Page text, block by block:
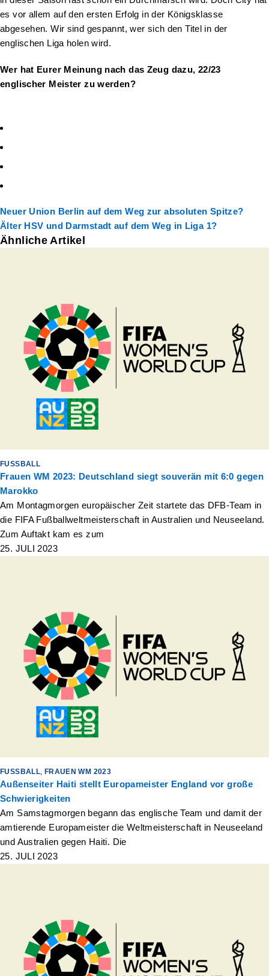
es vor allem auf den ersten Erfolg in der Königsklasse
abgesehen. Wir sind gespannt, wer sich den Titel in der
englischen Liga holen wird.
Wer hat Eurer Meinung nach das Zeug dazu, 22/23
englischer Meister zu werden?
Neuer Union Berlin auf dem Weg zur absoluten Spitze?
Älter HSV und Darmstadt auf dem Weg in Liga 1?
Ähnliche Artikel
FUSSBALL
Frauen WM 2023: Deutschland siegt souverän mit 6:0 gegen
Marokko
Am Montagmorgen europäischer Zeit startete das DFB-Team in
die FIFA Fußballweltmeisterschaft in Australien und Neuseeland.
Zum Auftakt kam es zum
25. JULI 2023
FUSSBALL , FRAUEN WM 2023
Außenseiter Haiti stellt Europameister England vor große
Schwierigkeiten
Am Samstagmorgen begann das englische Team und damit der
amtierende Europameister die Weltmeisterschaft in Neuseeland
und Australien gegen Haiti. Die
25. JULI 2023